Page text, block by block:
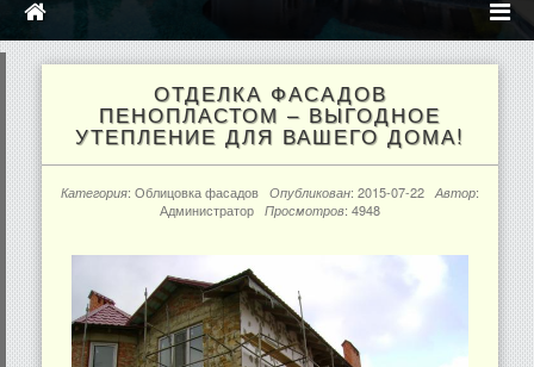
ОТДЕЛКА ФАСАДОВ
ПЕНОПЛАСТОМ – ВЫГОДНОЕ
УТЕПЛЕНИЕ ДЛЯ ВАШЕГО ДОМА!
Категория: Облицовка фасадов Опубликован: 2015-07-22 Автор:
Администратор Просмотров: 4948